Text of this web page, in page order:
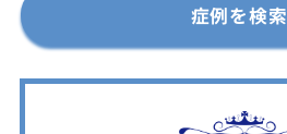
症例を検索